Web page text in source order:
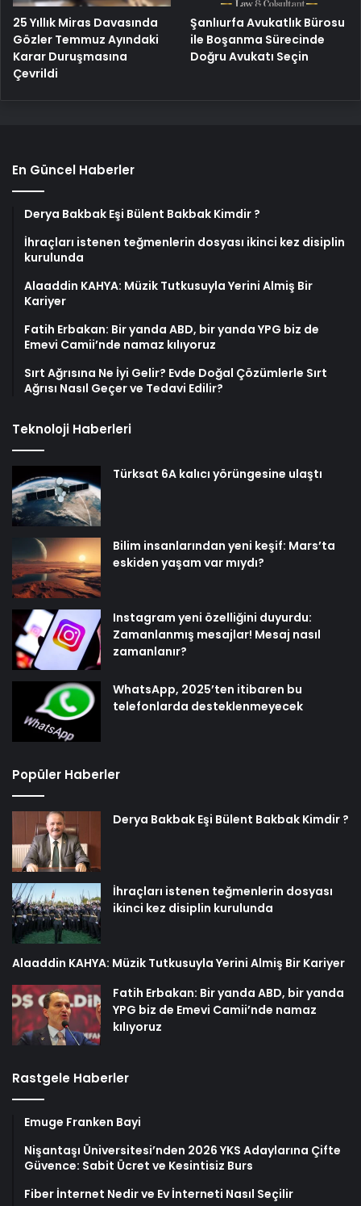
25 Yıllık Miras Davasında
Gözler Temmuz Ayındaki
Karar Duruşmasına
Çevrildi
Şanlıurfa Avukatlık Bürosu
ile Boşanma Sürecinde
Doğru Avukatı Seçin
En Güncel Haberler
Derya Bakbak Eşi Bülent Bakbak Kimdir ?
İhraçları istenen teğmenlerin dosyası ikinci kez disiplin
kurulunda
Alaaddin KAHYA: Müzik Tutkusuyla Yerini Almiş Bir
Kariyer
Fatih Erbakan: Bir yanda ABD, bir yanda YPG biz de
Emevi Camii’nde namaz kılıyoruz
Sırt Ağrısına Ne İyi Gelir? Evde Doğal Çözümlerle Sırt
Ağrısı Nasıl Geçer ve Tedavi Edilir?
Teknoloji Haberleri
Türksat 6A kalıcı yörüngesine ulaştı
Bilim insanlarından yeni keşif: Mars’ta
eskiden yaşam var mıydı?
Instagram yeni özelliğini duyurdu:
Zamanlanmış mesajlar! Mesaj nasıl
zamanlanır?
WhatsApp, 2025’ten itibaren bu
telefonlarda desteklenmeyecek
Popüler Haberler
Derya Bakbak Eşi Bülent Bakbak Kimdir ?
İhraçları istenen teğmenlerin dosyası
ikinci kez disiplin kurulunda
Alaaddin KAHYA: Müzik Tutkusuyla Yerini Almiş Bir Kariyer
Fatih Erbakan: Bir yanda ABD, bir yanda
YPG biz de Emevi Camii’nde namaz
kılıyoruz
Rastgele Haberler
Emuge Franken Bayi
Nişantaşı Üniversitesi’nden 2026 YKS Adaylarına Çifte
Güvence: Sabit Ücret ve Kesintisiz Burs
Fiber İnternet Nedir ve Ev İnterneti Nasıl Seçilir